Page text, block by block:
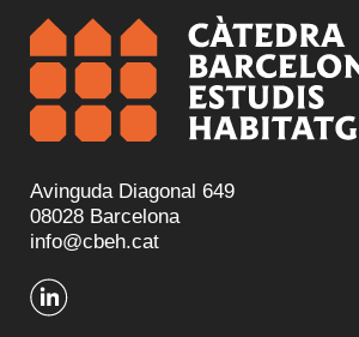
Avinguda Diagonal 649
08028 Barcelona
info@cbeh.cat